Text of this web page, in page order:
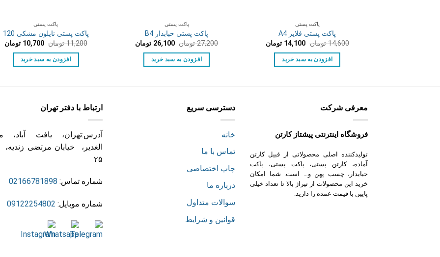
پاکت پستی
پاکت پستی فلایر A4
14,600 تومان قیمت
اصلی:
14,600 تومان
بود.
14,100 تومانقیمت
افزودن به سبد خرید
پاکت پستی
پاکت پستی حبابدار B4
27,200 تومان قیمت
اصلی:
27,200 تومان
بود.
26,100 تومان
افزودن به سبد خرید
پاکت پستی
پاکت پستی نایلون مشکی 120
11,200 تومان قیمت
اصلی:
11,200 تومان
بود.
10,700 تومان
افزودن به سبد خرید
معرفی شرکت
فروشگاه اینترنتی پیشتاز کارتن
تولیدکننده اصلی محصولاتی از قبیل کارتن
آماده، کارتن پستی، پاکت پستی، پاکت
حبابدار، چسب پهن و… است. شما امکان
خرید این محصولات از تیراژ بالا تا تعداد خیلی
پایین با قیمت عمده را دارید.
دسترسی سریع
خانه
تماس با ما
چاپ اختصاصی
درباره ما
سوالات متداول
قوانین و شرایط
ارتباط با دفتر تهران
آدرس:تهران، یافت آباد،
الغدیر، خیابان مرتضی زندیه،
۲۵
شماره تماس: 02166781898
شماره موبایل: 09122254802